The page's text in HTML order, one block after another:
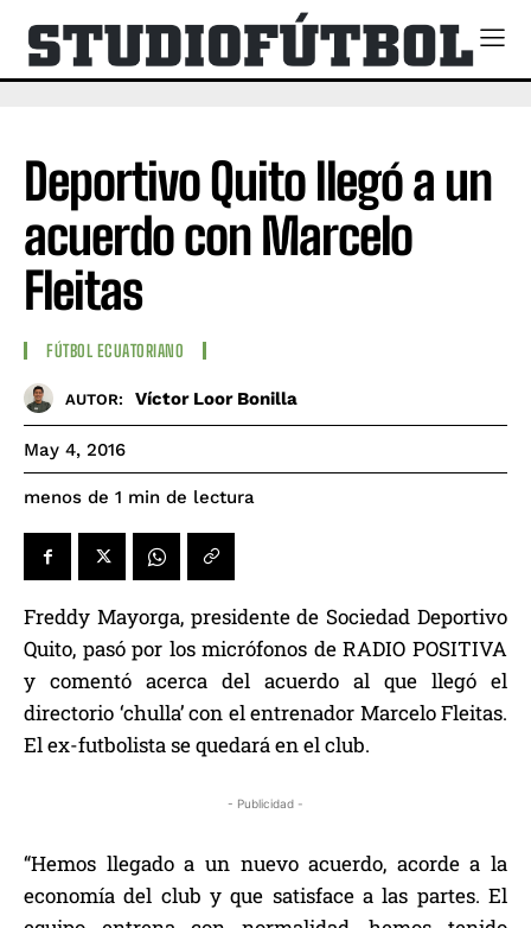
Deportivo Quito llegó a un
acuerdo con Marcelo
Fleitas
FÚTBOL ECUATORIANO
AUTOR: Víctor Loor Bonilla
May 4, 2016
menos de 1 min de lectura
Freddy Mayorga, presidente de Sociedad Deportivo
Quito, pasó por los micrófonos de RADIO POSITIVA
y comentó acerca del acuerdo al que llegó el
directorio ‘chulla’ con el entrenador Marcelo Fleitas.
El ex-futbolista se quedará en el club.
- Publicidad -
“Hemos llegado a un nuevo acuerdo, acorde a la
economía del club y que satisface a las partes. El